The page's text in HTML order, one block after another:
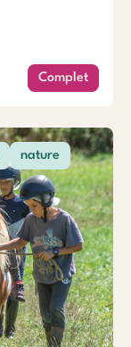
Complet
nature